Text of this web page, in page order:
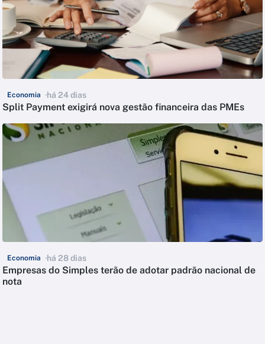
Economia há 24 dias
Split Payment exigirá nova gestão financeira das PMEs
Economia há 28 dias
Empresas do Simples terão de adotar padrão nacional de
nota